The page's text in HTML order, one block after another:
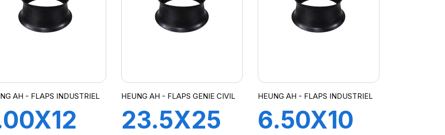
AH - FLAPS INDUSTRIEL HEUNG AH - FLAPS GENIE CIVIL
23.5X25
HEUNG AH - FLAPS INDUSTRIEL
6.50X10